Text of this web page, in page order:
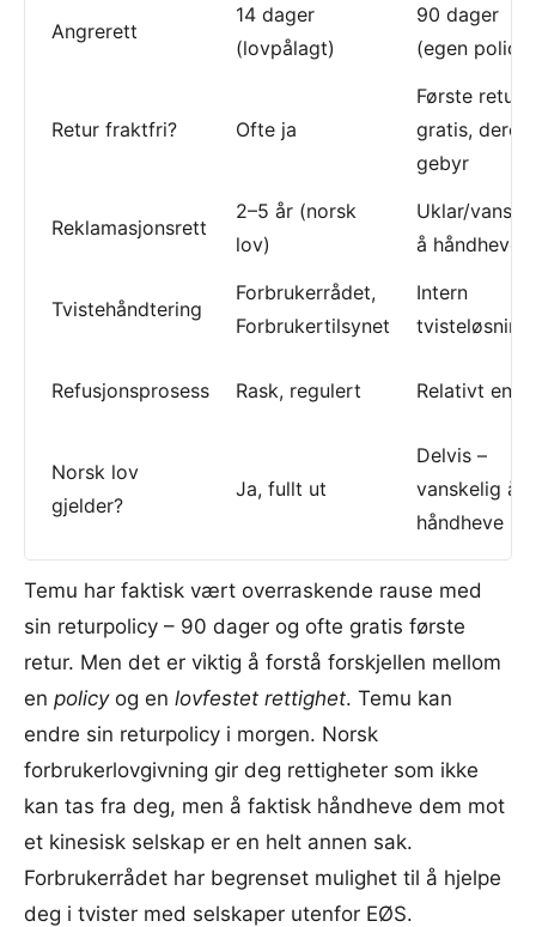
Angrerett
14 dager
(lovpålagt)
90 dager
(egen policy)
Retur fraktfri? Ofte ja
Første retur
gratis,
gebyr
Reklamasjonsrett
2–5 år (norsk
lov)
Uklar/
å håndheve
Tvistehåndtering
Forbrukerrådet,
Forbrukertilsynet
Intern
tvisteløsning
Refusjonsprosess Rask, regulert Relativt
Norsk lov
gjelder?
Ja, fullt ut
Delvis –
vanskelig å
håndheve
Temu har faktisk vært overraskende rause med
sin returpolicy – 90 dager og ofte gratis første
retur. Men det er viktig å forstå forskjellen mellom
en policyog en lovfestet rettighet. Temu kan
endre sin returpolicy i morgen. Norsk
forbrukerlovgivning gir deg rettigheter som ikke
kan tas fra deg, men å faktisk håndheve dem mot
et kinesisk selskap er en helt annen sak.
Forbrukerrådet har begrenset mulighet til å hjelpe
deg i tvister med selskaper utenfor EØS.